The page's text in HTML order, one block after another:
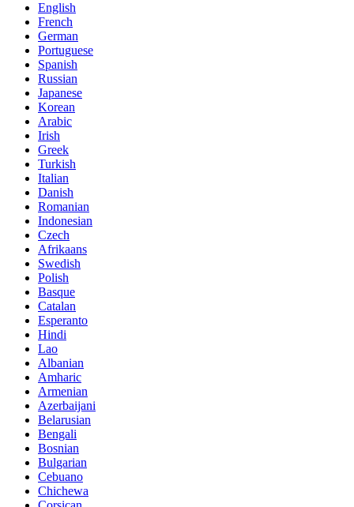
English
French
German
Portuguese
Spanish
Russian
Japanese
Korean
Arabic
Irish
Greek
Turkish
Italian
Danish
Romanian
Indonesian
Czech
Afrikaans
Swedish
Polish
Basque
Catalan
Esperanto
Hindi
Lao
Albanian
Amharic
Armenian
Azerbaijani
Belarusian
Bengali
Bosnian
Bulgarian
Cebuano
Chichewa